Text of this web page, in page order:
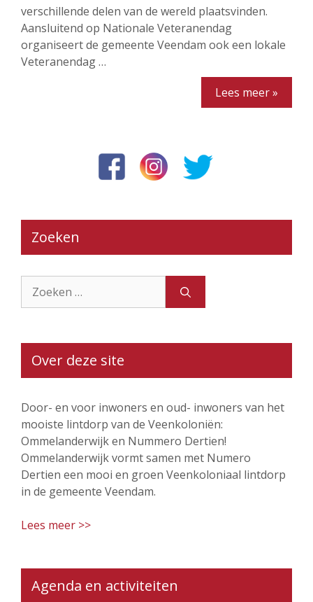
verschillende delen van de wereld plaatsvinden.
Aansluitend op Nationale Veteranendag
organiseert de gemeente Veendam ook een lokale
Veteranendag …
Lees meer »
Zoeken
naar:
Over deze site
Door- en voor inwoners en oud- inwoners van het
mooiste lintdorp van de Veenkoloniën:
Ommelanderwijk en Nummero Dertien!
Ommelanderwijk vormt samen met Numero
Dertien een mooi en groen Veenkoloniaal lintdorp
in de gemeente Veendam.
Lees meer >>
Agenda en activiteiten